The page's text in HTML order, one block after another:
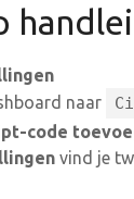
naar
code
vind je